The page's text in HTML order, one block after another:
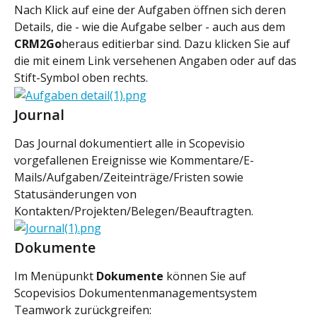
Nach Klick auf eine der Aufgaben öffnen sich deren
Details, die - wie die Aufgabe selber - auch aus dem
CRM2Goheraus editierbar sind. Dazu klicken Sie auf
die mit einem Link versehenen Angaben oder auf das
Stift-Symbol oben rechts.
Journal
Das Journal dokumentiert alle in Scopevisio
vorgefallenen Ereignisse wie Kommentare/E-
Mails/Aufgaben/Zeiteinträge/Fristen sowie
Statusänderungen von
Kontakten/Projekten/Belegen/Beauftragten.
Dokumente
Im Menüpunkt Dokumente können Sie auf
Scopevisios Dokumentenmanagementsystem
Teamwork zurückgreifen: